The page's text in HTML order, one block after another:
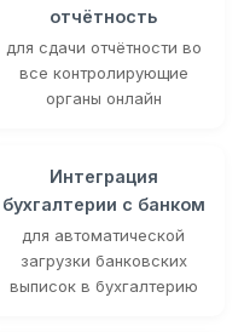
отчётность
для сдачи отчётности во
все контролирующие
органы онлайн
Интеграция
бухгалтерии с банком
для автоматической
загрузки банковских
выписок в бухгалтерию